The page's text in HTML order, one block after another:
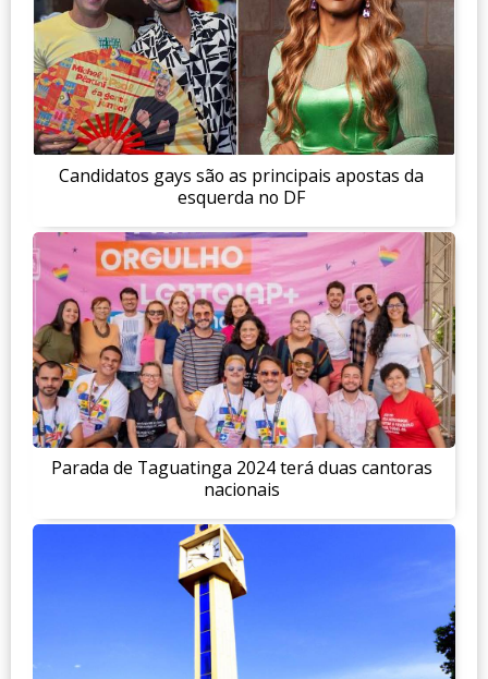
Candidatos gays são as principais apostas da
esquerda no DF
Parada de Taguatinga 2024 terá duas cantoras
nacionais